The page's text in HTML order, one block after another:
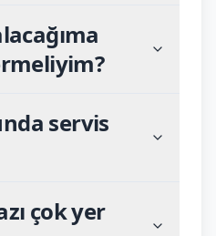
servis
çok yer